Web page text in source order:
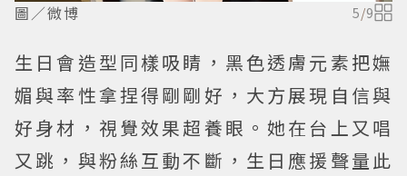
圖／微博 5/9
生日會造型同樣吸睛，黑色透膚元素把嫵
媚與率性拿捏得剛剛好，大方展現自信與
好身材，視覺效果超養眼。她在台上又唱
又跳，與粉絲互動不斷，生日應援聲量此